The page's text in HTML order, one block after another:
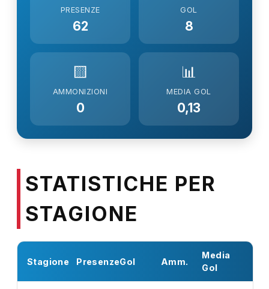
PRESENZE
62
GOL
8
🟨
AMMONIZIONI
0
📊
MEDIA GOL
0,13
STATISTICHE PER
STAGIONE
Stagione PresenzeGol Amm.
Media
Gol